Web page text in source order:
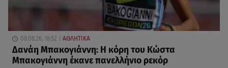
08.08.26, 16:52 ΑΘΛΗΤΙΚΑ
Δανάη Μπακογιάννη: Η κόρη του Κώστα
Μπακογιάννη έκανε πανελλήνιο ρεκόρ